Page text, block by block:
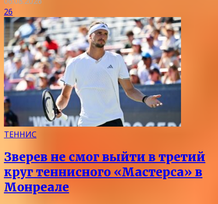
26
ТЕННИС
Зверев не смог выйти в третий
круг теннисного «Мастерса» в
Монреале